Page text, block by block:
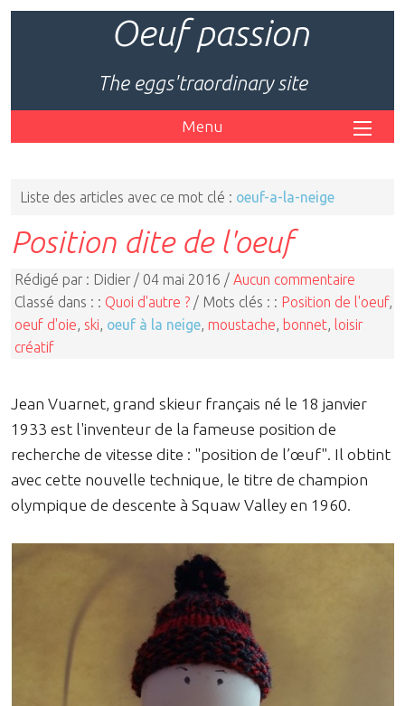
Oeuf passion
The eggs'traordinary site
Menu
Liste des articles avec ce mot clé : oeuf-a-la-neige
Position dite de l'oeuf
Rédigé par : Didier / 04 mai 2016 / Aucun commentaire
Classé dans : : Quoi d'autre ? / Mots clés : : Position de l'oeuf,
oeuf d'oie ski oeuf à la neige moustache bonnet
loisir
créatif
Jean Vuarnet, grand skieur français né le 18 janvier
1933 est l'inventeur de la fameuse position de
recherche de vitesse dite : "position de l’œuf". Il obtint
avec cette nouvelle technique, le titre de champion
olympique de descente à Squaw Valley en 1960.